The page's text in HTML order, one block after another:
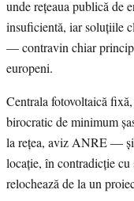
unde rețeaua publică de
insuficientă, iar soluțiile
— contravin chiar
europeni.
Centrala fotovoltaică
birocratic de minimum
la rețea, aviz ANRE — și
locație, în contradicție
relochează de la un